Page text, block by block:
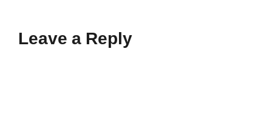
Leave a Reply